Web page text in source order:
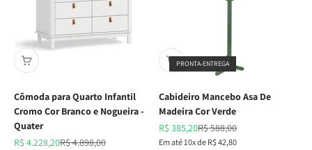
Cômoda para Quarto Infantil
Cromo Cor Branco e Nogueira -
Quater
Preço promocional
R$ 4.228,20Preço normal
R$ 4.898,00
PRONTA-ENTREGA
Cabideiro Mancebo Asa De
Madeira Cor Verde
Preço promocional
R$ 385,20Preço normal
R$ 588,00
Em até 10x de R$ 42,80